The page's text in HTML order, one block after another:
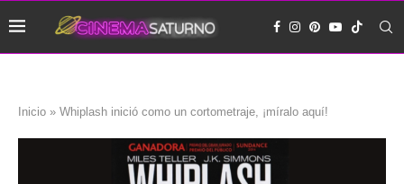
Inicio » Whiplash inició como un cortometraje, ¡míralo aquí!